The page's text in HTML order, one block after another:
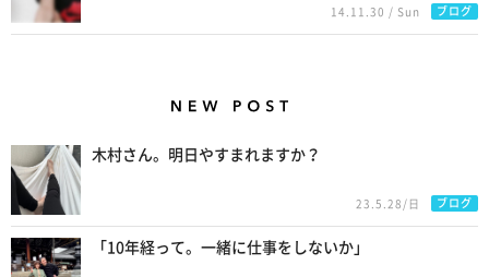
14.11.30 / Sun ブログ
木村さん。明日やすまれますか？
23.5.28/日 ブログ
「10年経って。一緒に仕事をしないか」